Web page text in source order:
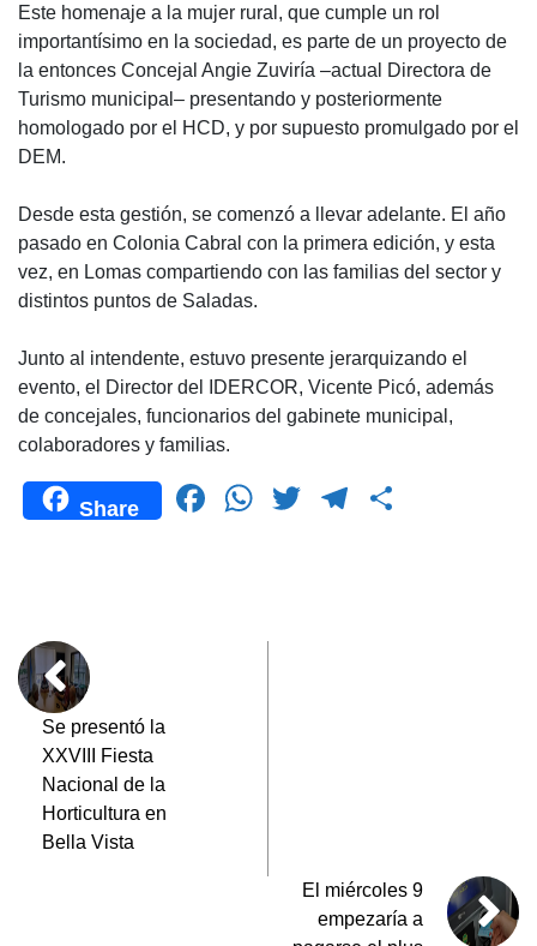
Este homenaje a la mujer rural, que cumple un rol
importantísimo en la sociedad, es parte de un proyecto de
la entonces Concejal Angie Zuviría –actual Directora de
Turismo municipal– presentando y posteriormente
homologado por el HCD, y por supuesto promulgado por el
DEM.
Desde esta gestión, se comenzó a llevar adelante. El año
pasado en Colonia Cabral con la primera edición, y esta
vez, en Lomas compartiendo con las familias del sector y
distintos puntos de Saladas.
Junto al intendente, estuvo presente jerarquizando el
evento, el Director del IDERCOR, Vicente Picó, además
de concejales, funcionarios del gabinete municipal,
colaboradores y familias.
Share
F
W
A
T
T
Se presentó la
XXVIII Fiesta
Nacional de la
Horticultura en
Bella Vista
El miércoles 9
empezaría a